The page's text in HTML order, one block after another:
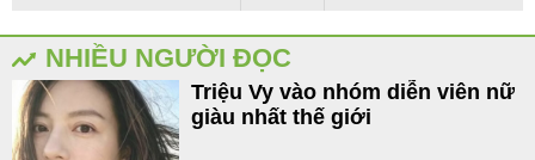
NHIỀU NGƯỜI ĐỌC
Triệu Vy vào nhóm diễn viên nữ
giàu nhất thế giới